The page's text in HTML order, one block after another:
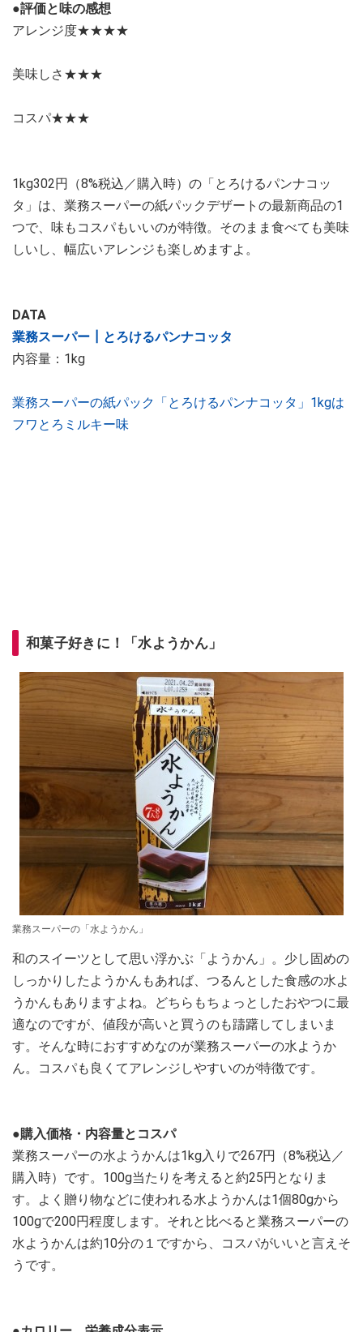
●評価と味の感想
アレンジ度★★★★
美味しさ★★★
コスパ★★★
1kg302円（8%税込／購入時）の「とろけるパンナコッ
タ」は、業務スーパーの紙パックデザートの最新商品の1
つで、味もコスパもいいのが特徴。そのまま食べても美味
しいし、幅広いアレンジも楽しめますよ。
DATA
業務スーパー┃とろけるパンナコッタ
内容量：1kg
業務スーパーの紙パック「とろけるパンナコッタ」1kgは
フワとろミルキー味
和菓子好きに！「水ようかん」
業務スーパーの「水ようかん」
和のスイーツとして思い浮かぶ「ようかん」。少し固めの
しっかりしたようかんもあれば、つるんとした食感の水よ
うかんもありますよね。どちらもちょっとしたおやつに最
適なのですが、値段が高いと買うのも躊躇してしまいま
す。そんな時におすすめなのが業務スーパーの水ようか
ん。コスパも良くてアレンジしやすいのが特徴です。
●購入価格・内容量とコスパ
業務スーパーの水ようかんは1kg入りで267円（8%税込／
購入時）です。100g当たりを考えると約25円となりま
す。よく贈り物などに使われる水ようかんは1個80gから
100gで200円程度します。それと比べると業務スーパーの
水ようかんは約10分の１ですから、コスパがいいと言えそ
うです。